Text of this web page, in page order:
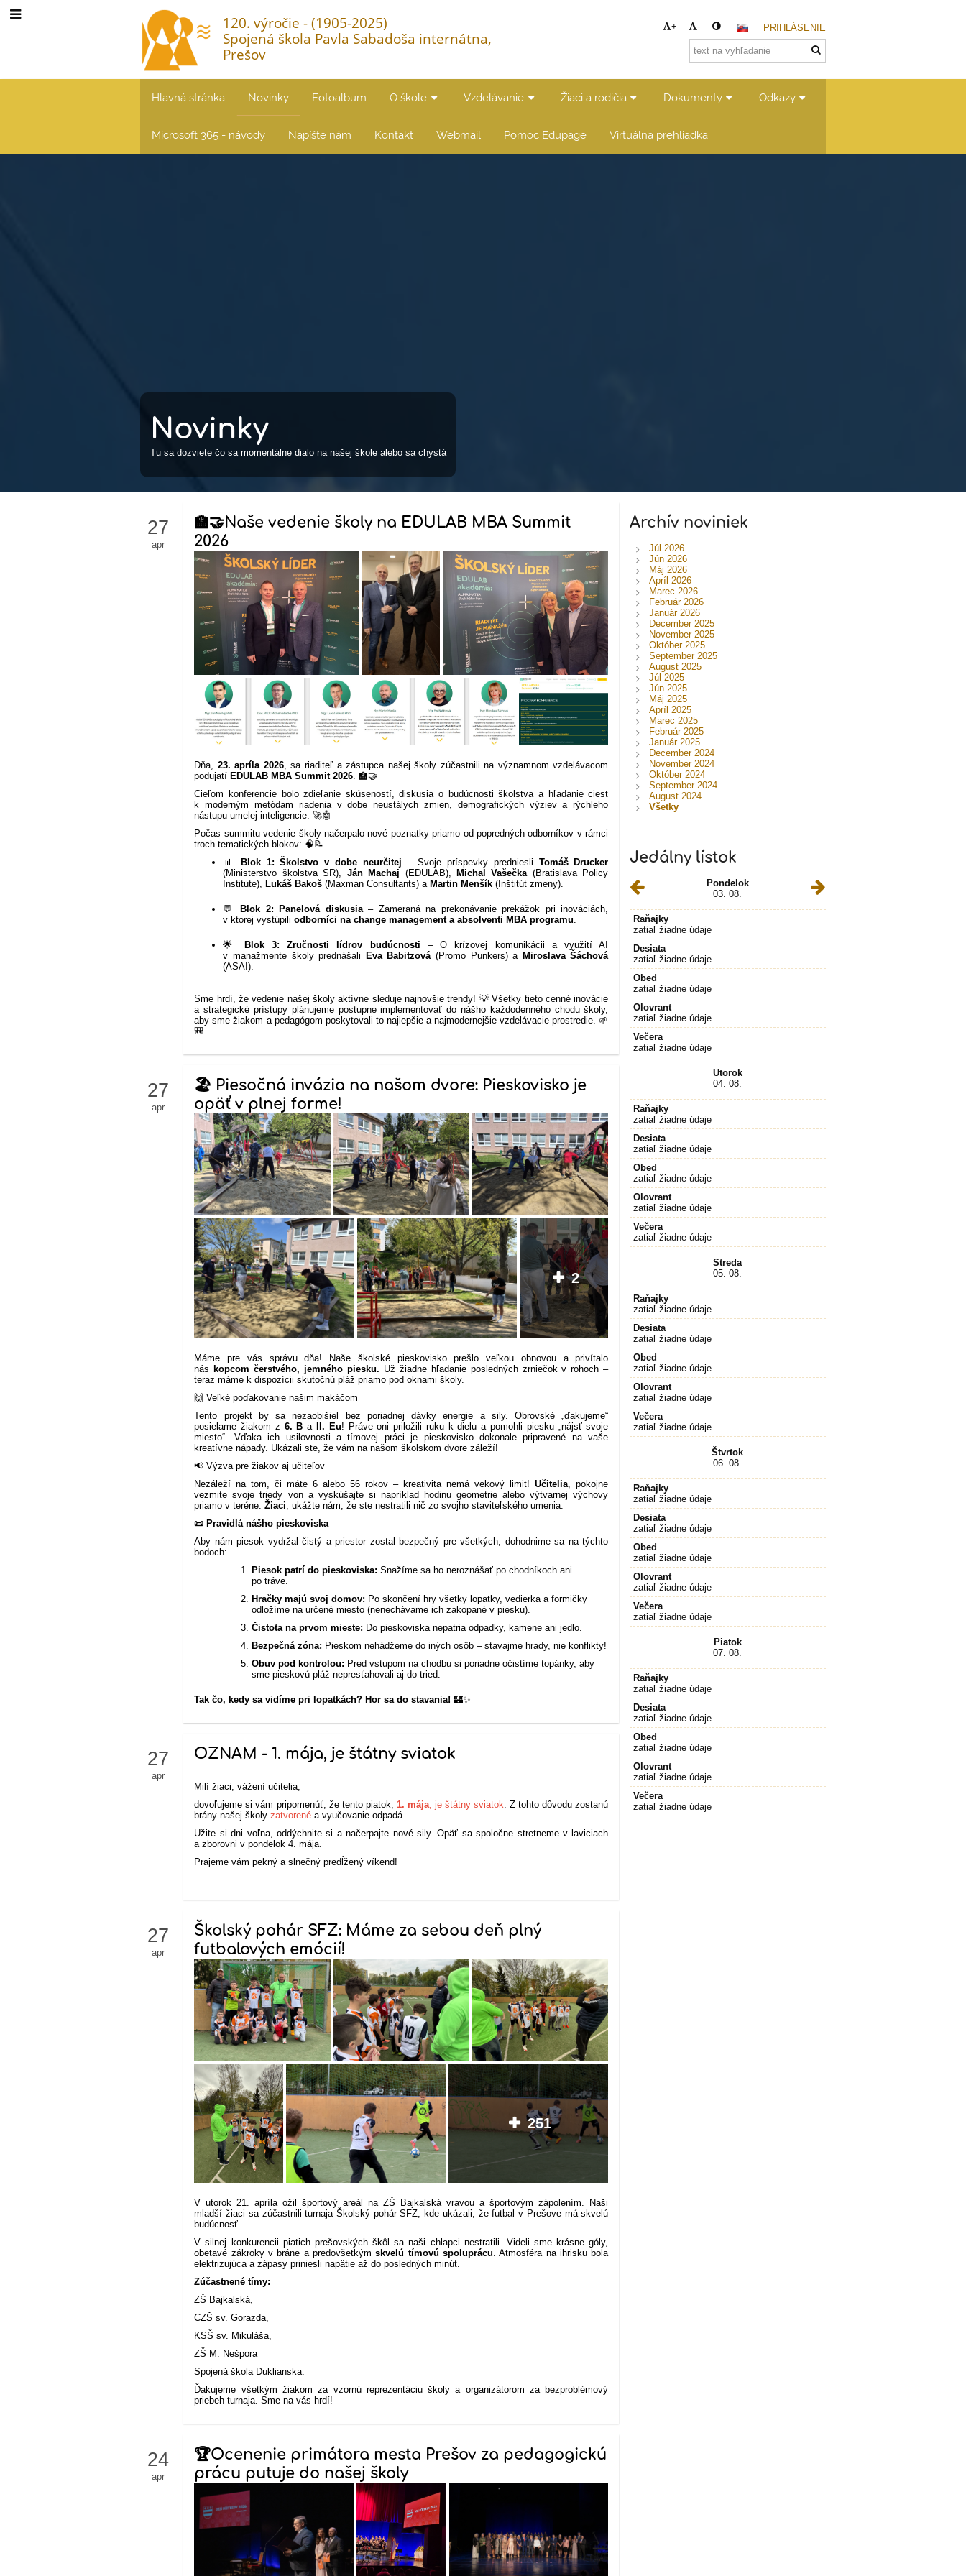
120. výročie - (1905-2025)
Spojená škola Pavla Sabadoša internátna,
Prešov
+ - PRIHLÁSENIE
Hlavná stránka Novinky Fotoalbum O škole Vzdelávanie Žiaci a rodičia Dokumenty Odkazy
Microsoft 365 - návody Napíšte nám Kontakt Webmail Pomoc Edupage Virtuálna prehliadka
Novinky
Tu sa dozviete čo sa momentálne dialo na našej škole alebo sa chystá
27
apr
🏫🤝Naše vedenie školy na EDULAB MBA Summit
2026
Dňa, 23. apríla 2026, sa riaditeľ a zástupca našej školy zúčastnili na významnom vzdelávacom
podujatí EDULAB MBA Summit 2026 . 🏫🤝
Cieľom konferencie bolo zdieľanie skúseností, diskusia o budúcnosti školstva a hľadanie ciest
k moderným metódam riadenia v dobe neustálych zmien, demografických výziev a rýchleho
nástupu umelej inteligencie. 🚀🤖
Počas summitu vedenie školy načerpalo nové poznatky priamo od popredných odborníkov v rámci
troch tematických blokov: 🧠📝
📊
Blok 1: Školstvo v dobe neurčitej – Svoje príspevky predniesli Tomáš Drucker
(Ministerstvo školstva SR), Ján Machaj (EDULAB), Michal Vašečka (Bratislava Policy
Institute),
Lukáš Bakoš (Maxman Consultants) a Martin Menšík (Inštitút zmeny).
💬 Blok 2: Panelová diskusia– Zameraná na prekonávanie prekážok pri inováciách,
v ktorej vystúpiliodborníci na change management a absolventi MBA programu
🌟 Blok 3: Zručnosti lídrov budúcnosti – O krízovej komunikácii a využití AI
v manažmente školy prednášali
Eva Babitzová (Promo Punkers) a Miroslava Šáchová
(ASAI).
Sme hrdí, že vedenie našej školy aktívne sleduje najnovšie trendy! 💡 Všetky tieto cenné inovácie
a strategické prístupy plánujeme postupne implementovať do nášho každodenného chodu školy,
aby sme žiakom a pedagógom poskytovali to najlepšie a najmodernejšie vzdelávacie prostredie. 🌱
🎒
27
apr
🏖️ Piesočná invázia na našom dvore: Pieskovisko je
opäť v plnej forme!
2
Máme pre vás správu dňa! Naše školské pieskovisko prešlo veľkou obnovou a privítalo
náskopcom čerstvého, jemného piesku. Už žiadne hľadanie posledných zrniečok v rohoch –
teraz máme k dispozícii skutočnú pláž priamo pod oknami školy.
🙌 Veľké poďakovanie našim makáčom
Tento projekt by sa nezaobišiel bez poriadnej dávky energie a sily. Obrovské „ďakujeme“
posielame žiakom z 6. B a II. Eu! Práve oni priložili ruku k dielu a pomohli piesku „nájsť svoje
miesto“. Vďaka ich usilovnosti a tímovej práci je pieskovisko dokonale pripravené na vaše
kreatívne nápady. Ukázali ste, že vám na našom školskom dvore záleží!
📢 Výzva pre žiakov aj učiteľov
Nezáleží na tom, či máte 6 alebo 56 rokov – kreativita nemá vekový limit!Učitelia , pokojne
vezmite svoje triedy von a vyskúšajte si napríklad hodinu geometrie alebo výtvarnej výchovy
priamo v teréne.Žiaci , ukážte nám, že ste nestratili nič zo svojho staviteľského umenia.
📜 Pravidlá nášho pieskoviska
Aby nám piesok vydržal čistý a priestor zostal bezpečný pre všetkých, dohodnime sa na týchto
bodoch:
Piesok patrí do pieskoviska: Snažíme sa ho neroznášať po chodníkoch ani
po tráve.
Hračky majú svoj domov: Po skončení hry všetky lopatky, vedierka a formičky
odložíme na určené miesto (nenechávame ich zakopané v piesku).
Čistota na prvom mieste: Do pieskoviska nepatria odpadky, kamene ani jedlo.
Bezpečná zóna: Pieskom nehádžeme do iných osôb – stavajme hrady, nie konflikty!
Obuv pod kontrolou: Pred vstupom na chodbu si poriadne očistíme topánky, aby
sme pieskovú pláž nepresťahovali aj do tried.
Tak čo, kedy sa vidíme pri lopatkách? Hor sa do stavania! 🏰✨
27
apr
OZNAM - 1. mája, je štátny sviatok
Milí žiaci, vážení učitelia,
dovoľujeme si vám pripomenúť, že tento piatok, 1. mája, je štátny sviatok . Z tohto dôvodu zostanú
brány našej školyzatvorenéa vyučovanie odpadá.
Užite si dni voľna, oddýchnite si a načerpajte nové sily. Opäť sa spoločne stretneme v laviciach
a zborovni v pondelok 4. mája.
Prajeme vám pekný a slnečný predĺžený víkend!
27
apr
Školský pohár SFZ: Máme za sebou deň plný
futbalových emócií!
251
V utorok 21. apríla ožil športový areál na ZŠ Bajkalská vravou a športovým zápolením. Naši
mladší žiaci sa zúčastnili turnaja Školský pohár SFZ, kde ukázali, že futbal v Prešove má skvelú
budúcnosť.
V silnej konkurencii piatich prešovských škôl sa naši chlapci nestratili. Videli sme krásne góly,
obetavé zákroky v bráne a predovšetkýmskvelú tímovú spoluprácu. Atmosféra na ihrisku bola
elektrizujúca a zápasy priniesli napätie až do posledných minút.
Zúčastnené tímy:
ZŠ Bajkalská,
CZŠ sv. Gorazda,
KSŠ sv. Mikuláša,
ZŠ M. Nešpora
Spojená škola Duklianska.
Ďakujeme všetkým žiakom za vzornú reprezentáciu školy a organizátorom za bezproblémový
priebeh turnaja. Sme na vás hrdí!
24
apr
🏆Ocenenie primátora mesta Prešov za pedagogickú
prácu putuje do našej školy
Archív noviniek
Júl 2026
Jún 2026
Máj 2026
Apríl 2026
Marec 2026
Február 2026
Január 2026
December 2025
November 2025
Október 2025
September 2025
August 2025
Júl 2025
Jún 2025
Máj 2025
Apríl 2025
Marec 2025
Február 2025
Január 2025
December 2024
November 2024
Október 2024
September 2024
August 2024
Všetky
Jedálny lístok
Pondelok
03. 08.
Raňajky
zatiaľ žiadne údaje
Desiata
zatiaľ žiadne údaje
Obed
zatiaľ žiadne údaje
Olovrant
zatiaľ žiadne údaje
Večera
zatiaľ žiadne údaje
Utorok
04. 08.
Raňajky
zatiaľ žiadne údaje
Desiata
zatiaľ žiadne údaje
Obed
zatiaľ žiadne údaje
Olovrant
zatiaľ žiadne údaje
Večera
zatiaľ žiadne údaje
Streda
05. 08.
Raňajky
zatiaľ žiadne údaje
Desiata
zatiaľ žiadne údaje
Obed
zatiaľ žiadne údaje
Olovrant
zatiaľ žiadne údaje
Večera
zatiaľ žiadne údaje
Štvrtok
06. 08.
Raňajky
zatiaľ žiadne údaje
Desiata
zatiaľ žiadne údaje
Obed
zatiaľ žiadne údaje
Olovrant
zatiaľ žiadne údaje
Večera
zatiaľ žiadne údaje
Piatok
07. 08.
Raňajky
zatiaľ žiadne údaje
Desiata
zatiaľ žiadne údaje
Obed
zatiaľ žiadne údaje
Olovrant
zatiaľ žiadne údaje
Večera
zatiaľ žiadne údaje